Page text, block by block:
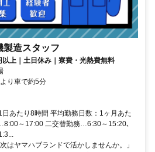
製造スタッフ
上｜土日休み｜寮費・光熱費無料
り車で約5分
あたり8時間 平均勤務日数：1ヶ月あた
～17:00 二交替勤務…6:30～15:20､
はヤマハブランドで活かしませんか。」